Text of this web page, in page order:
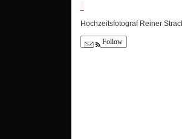
Hochzeitsfotograf Reiner
Follow